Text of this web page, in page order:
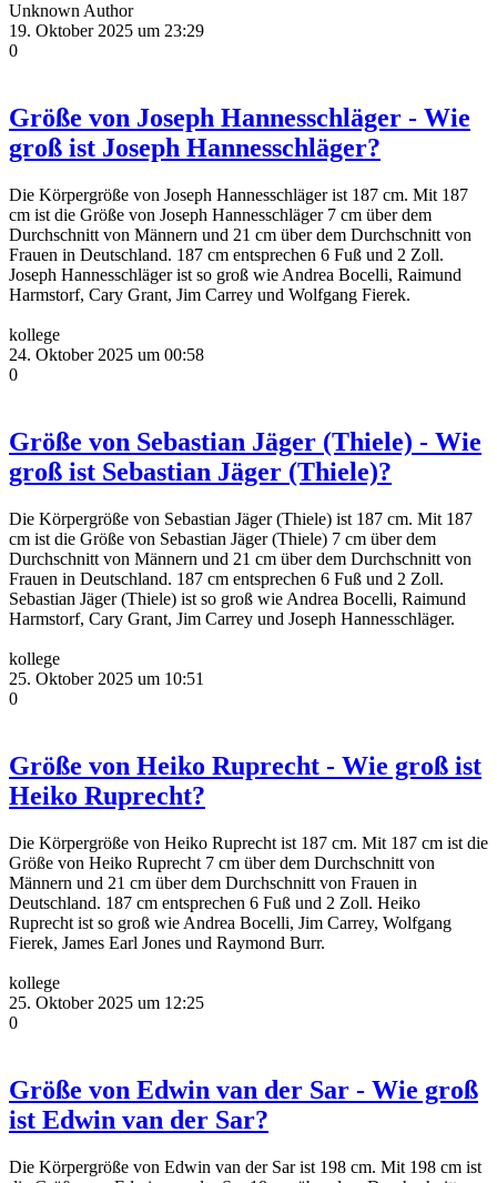
Unknown Author
19. Oktober 2025 um 23:29
0
Größe von Joseph Hannesschläger - Wie
groß ist Joseph Hannesschläger?
Die Körpergröße von Joseph Hannesschläger ist 187 cm. Mit 187
cm ist die Größe von Joseph Hannesschläger 7 cm über dem
Durchschnitt von Männern und 21 cm über dem Durchschnitt von
Frauen in Deutschland. 187 cm entsprechen 6 Fuß und 2 Zoll.
Joseph Hannesschläger ist so groß wie Andrea Bocelli, Raimund
Harmstorf, Cary Grant, Jim Carrey und Wolfgang Fierek.
kollege
24. Oktober 2025 um 00:58
0
Größe von Sebastian Jäger (Thiele) - Wie
groß ist Sebastian Jäger (Thiele)?
Die Körpergröße von Sebastian Jäger (Thiele) ist 187 cm. Mit 187
cm ist die Größe von Sebastian Jäger (Thiele) 7 cm über dem
Durchschnitt von Männern und 21 cm über dem Durchschnitt von
Frauen in Deutschland. 187 cm entsprechen 6 Fuß und 2 Zoll.
Sebastian Jäger (Thiele) ist so groß wie Andrea Bocelli, Raimund
Harmstorf, Cary Grant, Jim Carrey und Joseph Hannesschläger.
kollege
25. Oktober 2025 um 10:51
0
Größe von Heiko Ruprecht - Wie groß ist
Heiko Ruprecht?
Die Körpergröße von Heiko Ruprecht ist 187 cm. Mit 187 cm ist die
Größe von Heiko Ruprecht 7 cm über dem Durchschnitt von
Männern und 21 cm über dem Durchschnitt von Frauen in
Deutschland. 187 cm entsprechen 6 Fuß und 2 Zoll. Heiko
Ruprecht ist so groß wie Andrea Bocelli, Jim Carrey, Wolfgang
Fierek, James Earl Jones und Raymond Burr.
kollege
25. Oktober 2025 um 12:25
0
Größe von Edwin van der Sar - Wie groß
ist Edwin van der Sar?
Die Körpergröße von Edwin van der Sar ist 198 cm. Mit 198 cm ist